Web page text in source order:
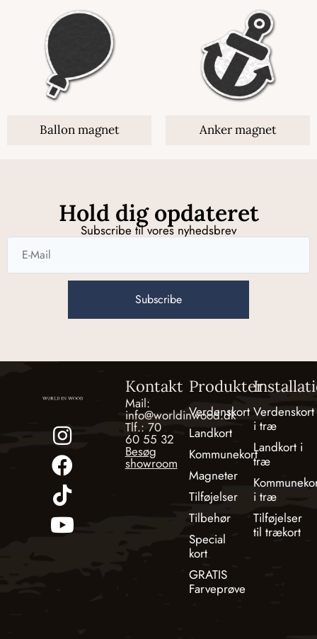
Ballon magnet Anker magnet
Hold dig opdateret
Subscribe til vores nyhedsbrev
Subscribe
Kontakt
Mail:
info@worldinwood.dk
Tlf.: 70
60 55 32
Besøg
showroom
Produkter
Verdenskort
Landkort
Kommunekort
Magneter
Tilføjelser
Tilbehør
Special
kort
GRATIS
Farveprøve
Verdenskort
i træ
Landkort i
træ
i træ
Tilføjelser
til trækort